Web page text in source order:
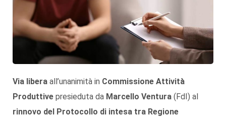
Via libera all’unanimità in Commissione Attività
Produttive presieduta da Marcello Ventura (FdI) al
rinnovo del Protocollo di intesa tra Regione